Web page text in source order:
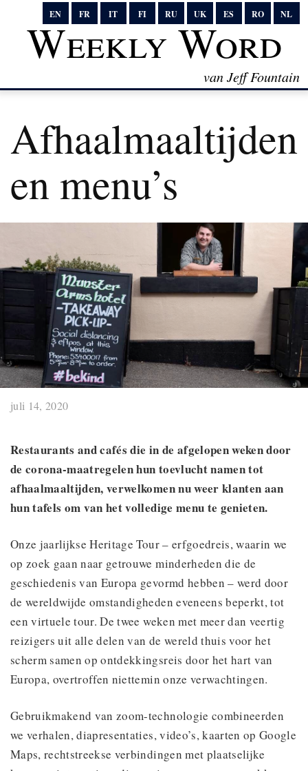
EN FR IT FI RU UK ES RO NL
Weekly Word
van Jeff Fountain
Afhaalmaaltijden
en menu’s
juli 14, 2020
Restaurants and cafés die in de afgelopen weken door
de corona-maatregelen hun toevlucht namen tot
afhaalmaaltijden, verwelkomen nu weer klanten aan
hun tafels om van het volledige menu te genieten.
Onze jaarlijkse Heritage Tour – erfgoedreis, waarin we
op zoek gaan naar getrouwe minderheden die de
geschiedenis van Europa gevormd hebben – werd door
de wereldwijde omstandigheden eveneens beperkt, tot
een virtuele tour. De twee weken met meer dan veertig
reizigers uit alle delen van de wereld thuis voor het
scherm samen op ontdekkingsreis door het hart van
Europa, overtroffen niettemin onze verwachtingen.
Gebruikmakend van zoom-technologie combineerden
we verhalen, diapresentaties, video’s, kaarten op Google
Maps, rechtstreekse verbindingen met plaatselijke